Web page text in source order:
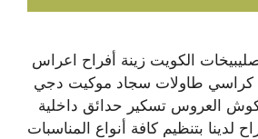
الكويت زينة أفراح اعراس
كراسي طاولات سجاد موكيت دجي
العروس تسكير حدائق داخلية
لدينا بتنظيم كافة أنواع المناسبات